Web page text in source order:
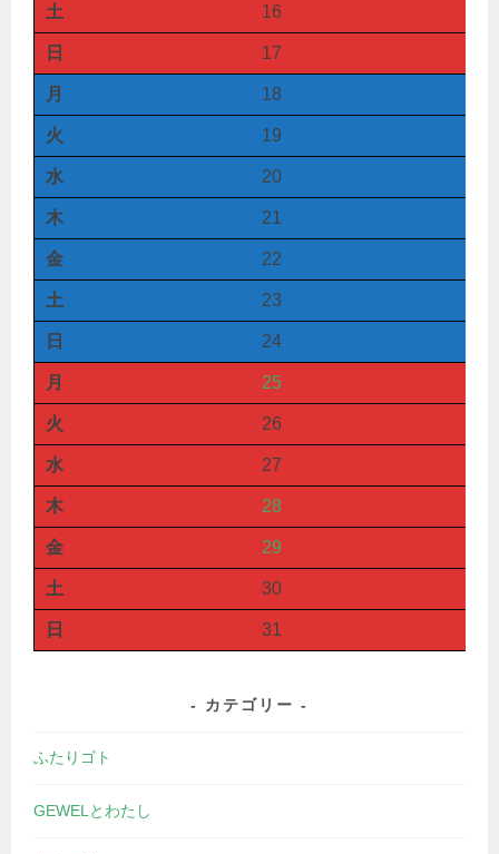
土 16
日 17
月 18
火 19
水 20
木 21
金 22
土 23
日 24
月 25
火 26
水 27
木 28
金 29
土 30
日 31
カテゴリー
ふたりゴト
GEWELとわたし